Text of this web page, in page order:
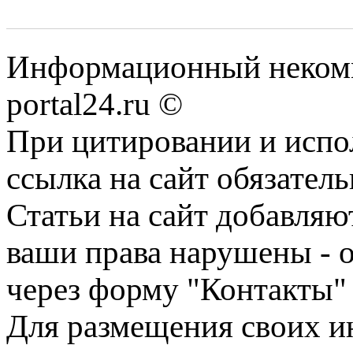
Информационный
portal24.ru ©
При цитировании и
ссылка на сайт
Статьи на сайт
ваши права нарушены -
через форму "Контакты"
Для размещения своих